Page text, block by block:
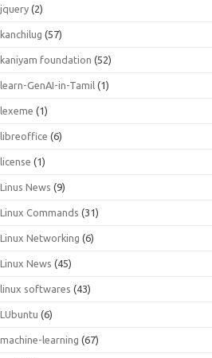
jquery (2)
kanchilug (57)
kaniyam foundation (52)
learn-GenAI-in-Tamil (1)
lexeme (1)
libreoffice (6)
license (1)
Linus News (9)
Linux Commands (31)
Linux Networking (6)
Linux News (45)
linux softwares (43)
LUbuntu (6)
machine-learning (67)